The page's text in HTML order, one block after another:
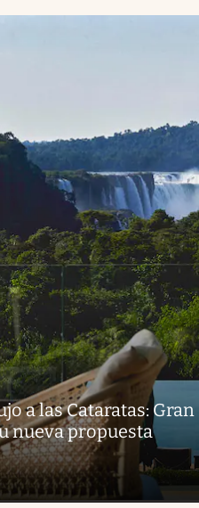
a las Cataratas: Gran
nueva propuesta